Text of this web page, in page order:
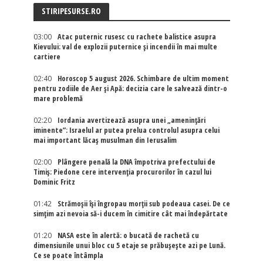
STIRIPESURSE.RO
03:00
Atac puternic rusesc cu rachete balistice asupra
Kievului: val de explozii puternice și incendii în mai multe
cartiere
02:40
Horoscop 5 august 2026. Schimbare de ultim moment
pentru zodiile de Aer și Apă: decizia care le salvează dintr-o
mare problemă
02:20
Iordania avertizează asupra unei „amenințări
iminente”: Israelul ar putea prelua controlul asupra celui
mai important lăcaș musulman din Ierusalim
02:00
Plângere penală la DNA împotriva prefectului de
Timiș: Piedone cere intervenția procurorilor în cazul lui
Dominic Fritz
01:42
Strămoșii își îngropau morții sub podeaua casei. De ce
simțim azi nevoia să-i ducem în cimitire cât mai îndepărtate
01:20
NASA este în alertă: o bucată de rachetă cu
dimensiunile unui bloc cu 5 etaje se prăbușește azi pe Lună.
Ce se poate întâmpla